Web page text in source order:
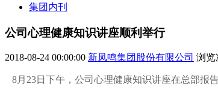
集团内刊
公司心理健康知识讲座顺利举行
2018-08-24 00:00:00 新凤鸣集团股份有限公司 浏览
8月23日下午，公司心理健康知识讲座在总部报